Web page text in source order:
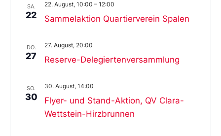
SA.
22 Sammelaktion Quartierverein Spalen
22. August, 10:00 – 12:00
DO.
27 Reserve-Delegiertenversammlung
27. August, 20:00
SO.
30
Flyer- und Stand-Aktion, QV Clara-
Wettstein-Hirzbrunnen
30. August, 14:00